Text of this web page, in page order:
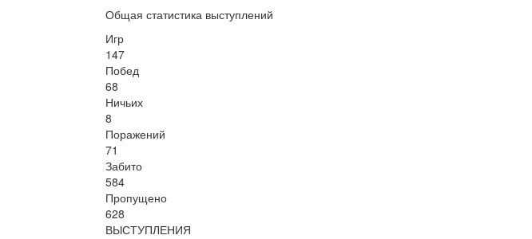
Общая статистика выступлений
Игр
147
Побед
68
Ничьих
8
Поражений
71
Забито
584
Пропущено
628
ВЫСТУПЛЕНИЯ